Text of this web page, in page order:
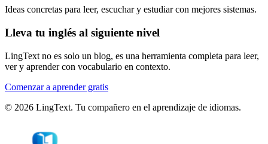
Ideas concretas para leer, escuchar y estudiar con mejores sistemas.
Lleva tu inglés al siguiente nivel
LingText no es solo un blog, es una herramienta completa para leer,
ver y aprender con vocabulario en contexto.
Comenzar a aprender gratis
© 2026 LingText. Tu compañero en el aprendizaje de idiomas.